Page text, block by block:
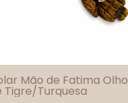
Mão de Fatima Olho
Tigre/Turquesa